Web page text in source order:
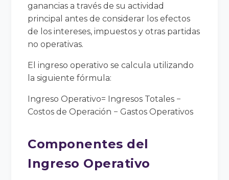
ganancias a través de su actividad
principal antes de considerar los efectos
de los intereses, impuestos y otras partidas
no operativas.
El ingreso operativo se calcula utilizando
la siguiente fórmula:
Ingreso Operativo= Ingresos Totales −
Costos de Operación − Gastos Operativos
Componentes del
Ingreso Operativo